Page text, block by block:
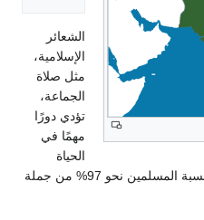
الشعائر
الإسلامية،
مثل صلاة
الجماعة،
تؤدي دورًا
مهمًا في
الحياة
اليومية لمعظم أهل پاكستان. وتبلغ نسبة المسلمين نحو 97% من جملة